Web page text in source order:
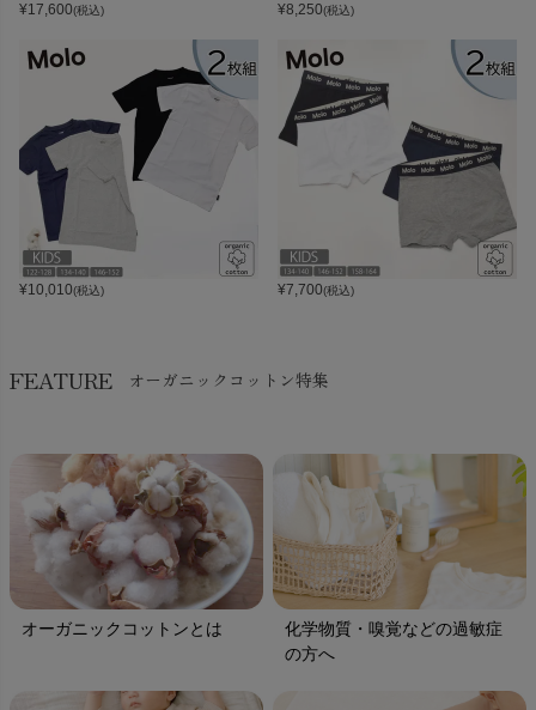
¥17,600(税込) ¥8,250(税込)
¥10,010(税込) ¥7,700(税込)
FEATURE オーガニックコットン特集
オーガニックコットンとは
化学物質・嗅覚などの過敏症
の方へ